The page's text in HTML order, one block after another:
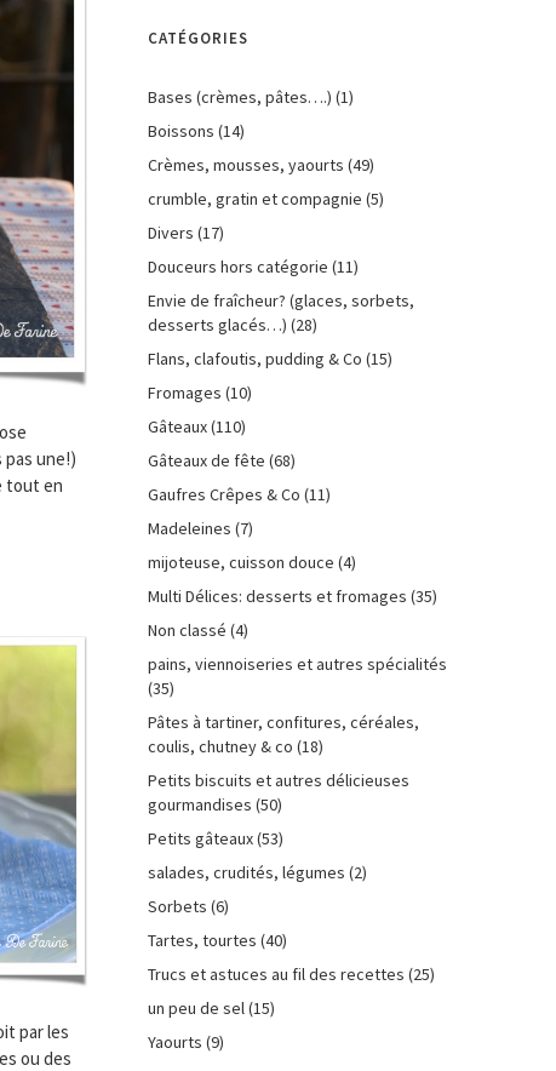
pas une!)
tout en
par les
ou des
CATÉGORIES
Bases (crèmes, pâtes….) (1)
Boissons (14)
Crèmes, mousses, yaourts (49)
crumble, gratin et compagnie (5)
Divers (17)
Douceurs hors catégorie (11)
Envie de fraîcheur? (glaces, sorbets,
desserts glacés…) (28)
Flans, clafoutis, pudding & Co (15)
Fromages (10)
Gâteaux(110)
Gâteaux de fête (68)
Gaufres Crêpes & Co (11)
Madeleines (7)
mijoteuse, cuisson douce (4)
Multi Délices: desserts et fromages (35)
Non classé (4)
pains, viennoiseries et autres spécialités
(35)
Pâtes à tartiner, confitures, céréales,
coulis, chutney & co (18)
Petits biscuits et autres délicieuses
gourmandises (50)
Petits gâteaux(53)
salades, crudités, légumes (2)
Sorbets (6)
Tartes, tourtes (40)
Trucs et astuces au fil des recettes (25)
un peu de sel(15)
Yaourts (9)